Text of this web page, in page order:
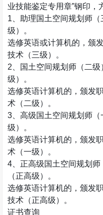
业技能鉴定专用章”钢印，
1 、助理国土空间规划师
级）。
选修英语或计算机的，颁
技术（三级）。
2 、国土空间规划师（二
级）。
选修英语计算机的，颁发
术（二级）。
3 、高级国土空间规划师
级）。
选修英语计算机的，颁发
术（一级）。
4 、正高级国土空间规划
（正高级）。
选修英语计算机的，颁发
技术（正高级）。
证书查询